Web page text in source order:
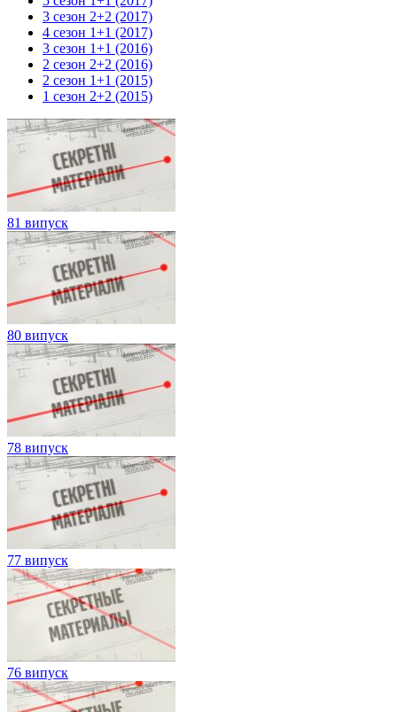
3 сезон 2+2 (2017)
4 сезон 1+1 (2017)
3 сезон 1+1 (2016)
2 сезон 2+2 (2016)
2 сезон 1+1 (2015)
1 сезон 2+2 (2015)
81 випуск
80 випуск
78 випуск
77 випуск
76 випуск